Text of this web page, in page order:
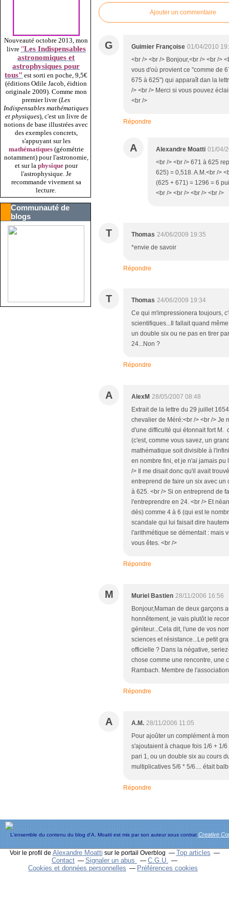
Nouveauté octobre 2013, mon
livre "Les Indispensables
astronomiques et
astrophysiques pour
tous" est sorti en poche, 9,5€
(éditions Odile Jacob, éidtion
originale 2009). Comme mon
premier livre (Les
Indispensables mathématiques
et physiques), c'est un livre de
notions de base illustrées avec
des exemples concrets,
s'appuyant sur les
mathématiques(géométrie
notamment) pour l'astronomie,
et sur la physiquepour
l'astrophysique. Je
recommande vivement sa
lecture.
Communauté de
blogs
Ajouter un commentaire
G Guimier Françoise 01/04/2010
<br /> <br /> Bonjour,<br /> <br />
vous d'où provient ce "comme de
675 à 625") qui apparaît dan la
/> <br /> Merci si vous pouvez
<br />
Répondre
A Alexandre Moatti 01/04/
<br /> <br /> 671 à 625
625) = 0,518. A.M.<br />
(625 + 671) = 1296 = 6
<br /> <br /> <br /> <br />
T Thomas 24/06/2009 19:35
*envie de savoir
Répondre
T Thomas 24/06/2009 19:34
Ce qui m'impressionera toujours,
scientifiques...Il fallait quand
un double six ou ne pas en tirer
24...Non ?
Répondre
A AlexM 28/05/2007 08:48
Extrait de la lettre du 29 juillet
chevalier de Méré:<br /> <br /> Je
d'une difficulté qui étonnait fort M.
(c'est, comme vous savez, un
mathématique soit divisible à
en nombre fini, et je n'ai jamais pu
/> Il me disait donc qu'il avait
entreprend de faire un six avec un
à 625. <br /> Si on entreprend de
l'entreprendre en 24. <br /> Et
dés) comme 4 à 6 (qui est le
scandale qui lui faisait dire
l'arithmétique se démentait : mais
vous êtes. <br />
Répondre
M Muriel Bastien 28/11/2006 16:56
Bonjour,Maman de deux garçons
honnêtement, je vais plutôt le
géniteur...Cela dit, l'une de vos
sciences et résistance...Le petit
officielle ? Dans la négative,
chose comme une rencontre, une
Rambach. Membre de
Répondre
A A.M. 28/11/2006 11:05
Pour ajoûter un complément à
s'ajoutaient à chaque fois 1/6 + 1/
pari 1, ou un double six au cours
multiplicatives 5/6 * 5/6.... était
Répondre
L'ensemble du contenu du blog d'A. Moatti est mis par son auteur sous contrat Creative
Voir le profil de Alexandre Moatti sur le portail Overblog
Top articles
Contact
Signaler un abus
C.G.U.
Cookies et données personnelles
Préférences cookies